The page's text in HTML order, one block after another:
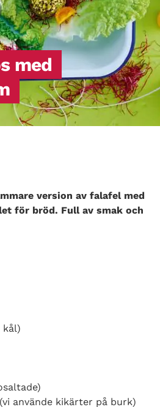
med
version av falafel med
för bröd. Full av smak och
kål)
använde kikärter på burk)